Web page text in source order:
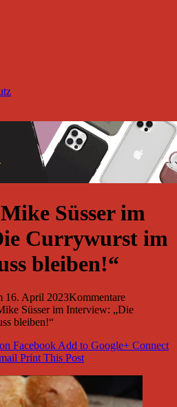
Süsser im
Currywurst im
bleiben!“
16. April 2023Kommentare
Süsser im Interview: „Die
bleiben!“
FacebookAdd to Google+ Connect
Print This Post